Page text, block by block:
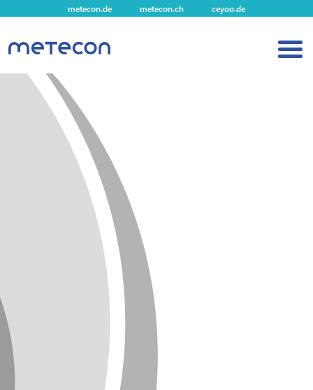
metecon.de metecon.ch ceyoo.de
ZUKUNFTSSTARKE LÖSUNGEN
ÜBER UNS
KARRIERE
BLOG
IMPRESSUM
DATENSCHUTZ
NEWSLETTER
SITEMAP